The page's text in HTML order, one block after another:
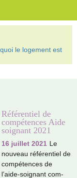
le logement est
Référentiel de
compétences Aide
soignant 2021
16 juillet 2021 Le
nou­veau réfé­ren­tiel de
com­pé­ten­ces de
l’aide-soi­gnant com­